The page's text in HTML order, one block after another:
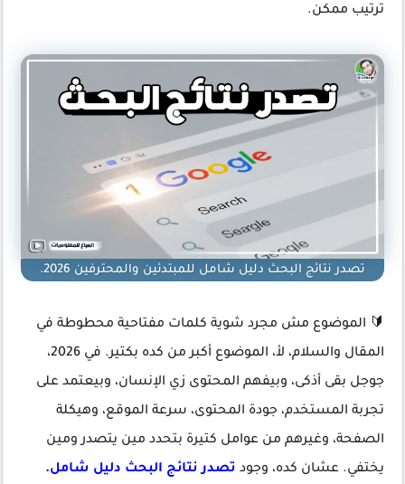
ترتيب ممكن.
تصدر نتائج البحث دليل شامل للمبتدئين والمحترفين 2026.
🔰 الموضوع مش مجرد شوية كلمات مفتاحية محطوطة في
المقال والسلام، لأ، الموضوع أكبر من كده بكتير. في 2026،
جوجل بقى أذكى، وبيفهم المحتوى زي الإنسان، وبيعتمد على
تجربة المستخدم، جودة المحتوى، سرعة الموقع، وهيكلة
الصفحة، وغيرهم من عوامل كتيرة بتحدد مين يتصدر ومين
يختفي. عشان كده، وجود تصدر نتائج البحث دليل شامل.